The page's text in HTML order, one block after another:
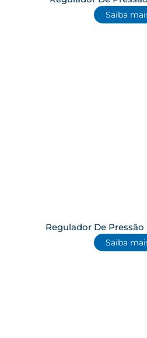
Saiba
Regulador De
Saiba